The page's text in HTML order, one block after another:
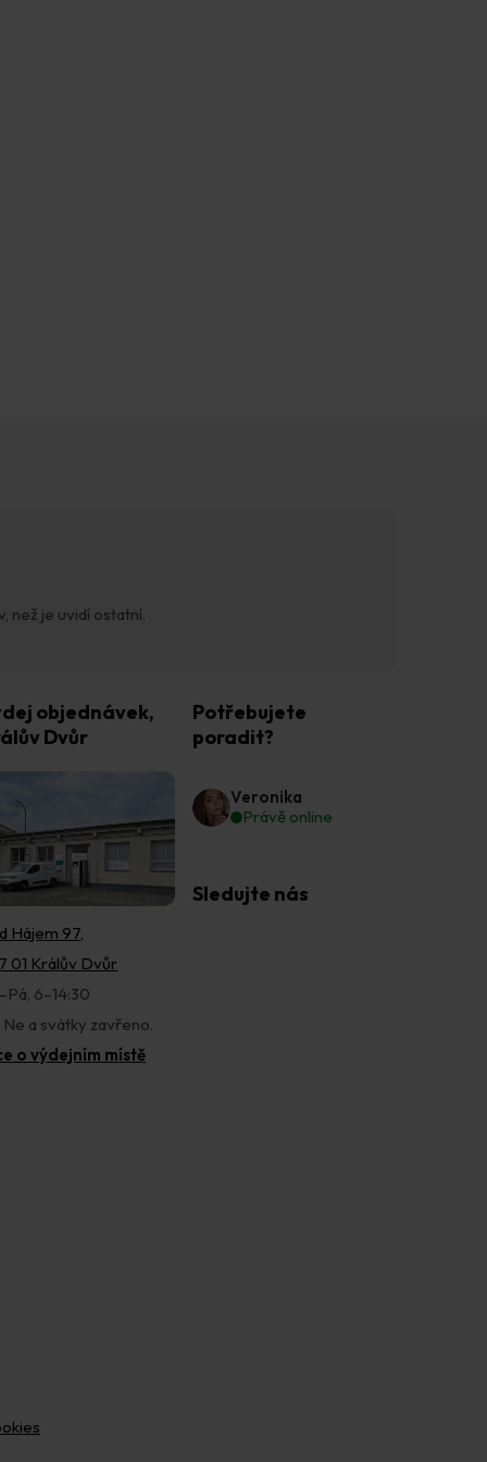
než je uvidí ostatní.
objednávek,
Dvůr
Hájem 97,
01 Králův Dvůr
6–14:30
Ne a svátky zavřeno.
o výdejním místě
Potřebujete
poradit?
Veronika
Právě online
Sledujte nás